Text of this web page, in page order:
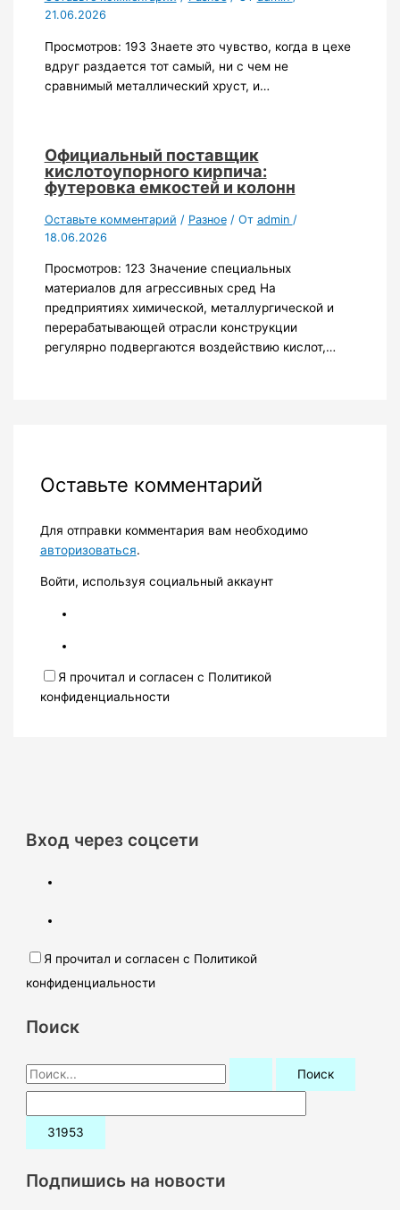
21.06.2026
Просмотров: 193 Знаете это чувство, когда в цехе
вдруг раздается тот самый, ни с чем не
сравнимый металлический хруст, и…
Официальный поставщик
кислотоупорного кирпича:
футеровка емкостей и колонн
Оставьте комментарий / Разное/ От admin /
18.06.2026
Просмотров: 123 Значение специальных
материалов для агрессивных сред На
предприятиях химической, металлургической и
перерабатывающей отрасли конструкции
регулярно подвергаются воздействию кислот,…
Оставьте комментарий
Для отправки комментария вам необходимо
авторизоваться.
Войти, используя социальный аккаунт
Я прочитал и согласен с Политикой
конфиденциальности
Вход через соцсети
Я прочитал и согласен с Политикой
конфиденциальности
Поиск
П
о
и
:Подпишись на новости